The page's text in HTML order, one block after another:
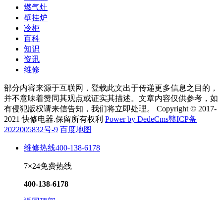
燃气灶
壁挂炉
冷柜
百科
知识
资讯
维修
部分内容来源于互联网，登载此文出于传递更多信息之目的，
并不意味着赞同其观点或证实其描述。文章内容仅供参考，如
有侵犯版权请来信告知，我们将立即处理。 Copyright © 2017-
2021 快修电器.保留所有权利 Power by DedeCms赣ICP备
2022005832号-9 百度地图
维修热线400-138-6178
7×24免费热线
400-138-6178